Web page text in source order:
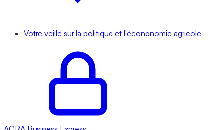
Votre veille sur la politique et l'écononomie agricole